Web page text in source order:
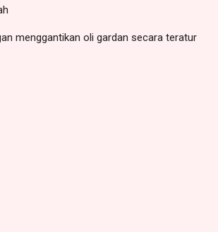
menggantikan oli gardan secara teratur